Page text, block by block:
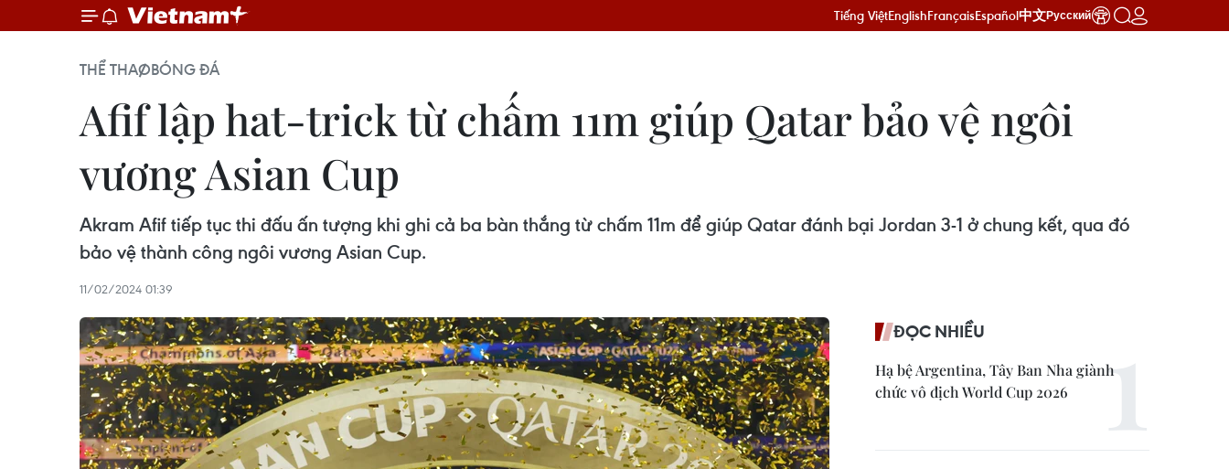
Tiếng ViệtEnglishFrançaisEspañol中文Русский
THỂ THAOBÓNG ĐÁ
Afif lập hat-trick từ chấm 11m giúp Qatar bảo vệ ngôi
vương Asian Cup
Akram Afif tiếp tục thi đấu ấn tượng khi ghi cả ba bàn thắng từ chấm 11m để giúp Qatar đánh bại Jordan 3-1 ở chung kết, qua đó
bảo vệ thành công ngôi vương Asian Cup.
11/02/2024 01:39
ĐỌC NHIỀU
Hạ bệ Argentina, Tây Ban Nha giành
chức vô địch World Cup 2026